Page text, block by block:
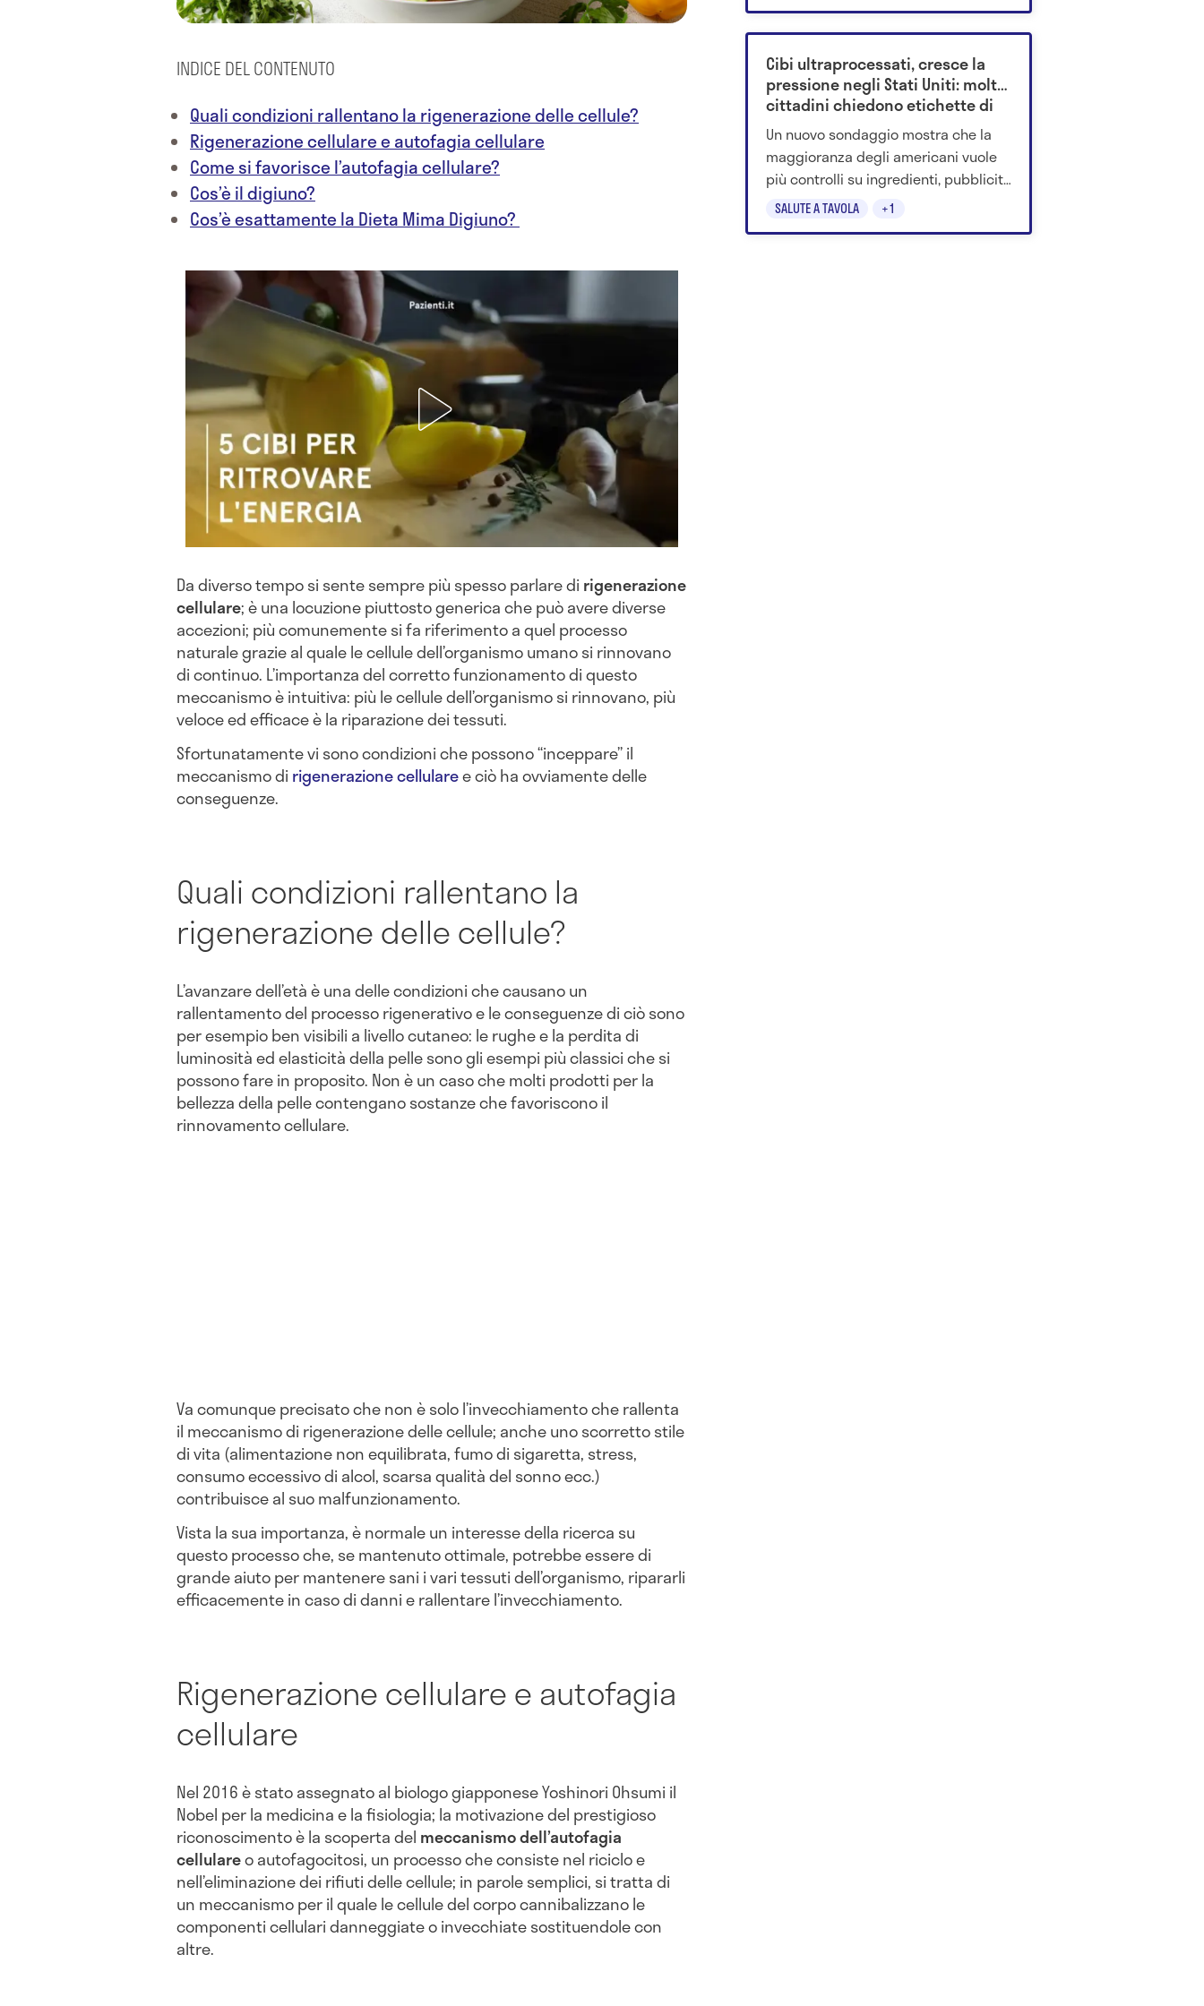
INDICE DEL CONTENUTO
Quali condizioni rallentano la rigenerazione delle cellule?
Rigenerazione cellulare e autofagia cellulare
Come si favorisce l’autofagia cellulare?
Cos’è il digiuno?
Cos’è esattamente la Dieta Mima Digiuno?
Da diverso tempo si sente sempre più spesso parlare di rigenerazione
cellulare; è una locuzione piuttosto generica che può avere diverse
accezioni; più comunemente si fa riferimento a quel processo
naturale grazie al quale le cellule dell’organismo umano si rinnovano
di continuo. L’importanza del corretto funzionamento di questo
meccanismo è intuitiva: più le cellule dell’organismo si rinnovano, più
veloce ed efficace è la riparazione dei tessuti.
Sfortunatamente vi sono condizioni che possono “inceppare” il
meccanismo di rigenerazione cellularee ciò ha ovviamente delle
conseguenze.
Quali condizioni rallentano la
rigenerazione delle cellule?
L’avanzare dell’età è una delle condizioni che causano un
rallentamento del processo rigenerativo e le conseguenze di ciò sono
per esempio ben visibili a livello cutaneo: le rughe e la perdita di
luminosità ed elasticità della pelle sono gli esempi più classici che si
possono fare in proposito. Non è un caso che molti prodotti per la
bellezza della pelle contengano sostanze che favoriscono il
rinnovamento cellulare.
Va comunque precisato che non è solo l’invecchiamento che rallenta
il meccanismo di rigenerazione delle cellule; anche uno scorretto stile
di vita (alimentazione non equilibrata, fumo di sigaretta, stress,
consumo eccessivo di alcol, scarsa qualità del sonno ecc.)
contribuisce al suo malfunzionamento.
Vista la sua importanza, è normale un interesse della ricerca su
questo processo che, se mantenuto ottimale, potrebbe essere di
grande aiuto per mantenere sani i vari tessuti dell’organismo, ripararli
efficacemente in caso di danni e rallentare l’invecchiamento.
Rigenerazione cellulare e autofagia
cellulare
Nel 2016 è stato assegnato al biologo giapponese Yoshinori Ohsumi il
Nobel per la medicina e la fisiologia; la motivazione del prestigioso
riconoscimento è la scoperta del meccanismo dell’autofagia
cellulareo autofagocitosi, un processo che consiste nel riciclo e
nell’eliminazione dei rifiuti delle cellule; in parole semplici, si tratta di
un meccanismo per il quale le cellule del corpo cannibalizzano le
componenti cellulari danneggiate o invecchiate sostituendole con
altre.
SALUTE A TAVOLA +1
Cibi ultraprocessati, cresce la
pressione negli Stati Uniti: molti
cittadini chiedono etichette di
avvertimento
Un nuovo sondaggio mostra che la
maggioranza degli americani vuole
più controlli su ingredienti, pubblicità
e sicurezza dei prodotti industriali